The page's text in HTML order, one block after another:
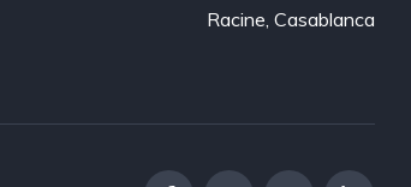
Racine, Casablanca